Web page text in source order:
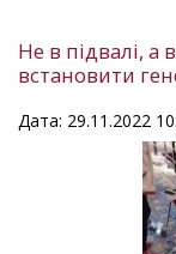
Не в підвалі,
встановити
Дата: 29.11.2022